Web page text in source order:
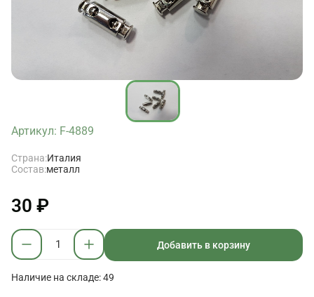
Артикул: F-4889
Страна:Италия
Состав:металл
30 ₽
Добавить в корзину
Наличие на складе: 49